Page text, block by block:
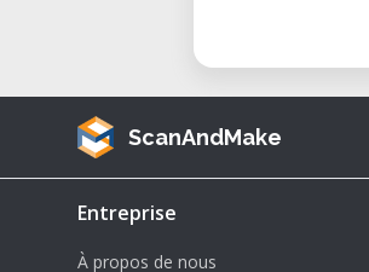
ScanAndMake
Entreprise
À propos de nous